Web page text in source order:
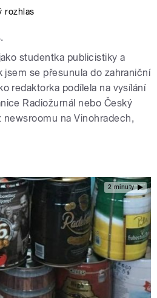
rozhlas
studentka publicistiky a
jsem se přesunula do zahraniční
redaktorka podílela na vysílání
Radiožurnál nebo Český
newsroomu na Vinohradech,
2 minuty